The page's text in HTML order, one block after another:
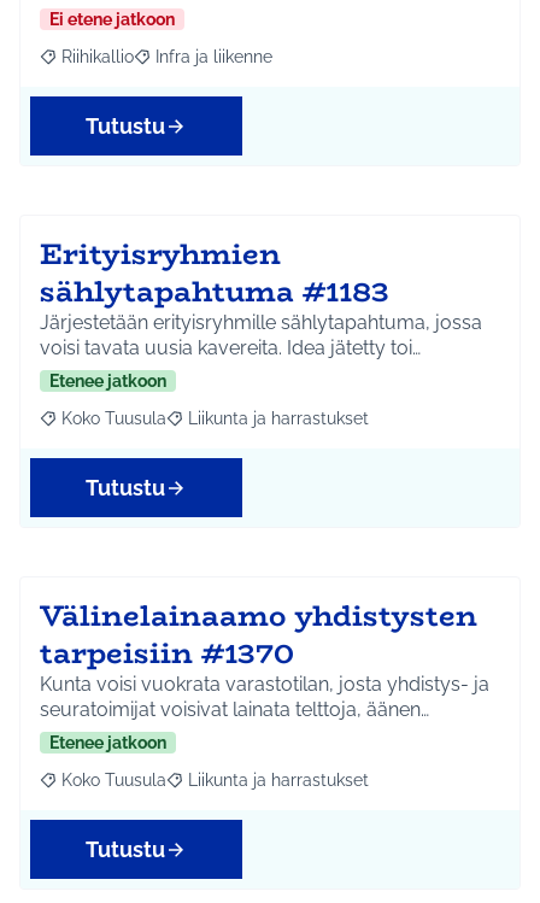
Ei etene jatkoon
Rajaa tulokset aihepiirin mukaan: Riihikallio
Riihikallio Rajaa tulokset teeman mukaan: Infra ja liikenne
Infra ja liikenne
Tutustu
Erityisryhmien
sählytapahtuma #1183
Järjestetään erityisryhmille sählytapahtuma, jossa
voisi tavata uusia kavereita. Idea jätetty toi…
Etenee jatkoon
Rajaa tulokset aihepiirin mukaan: Koko Tuusula
Koko Tuusula Rajaa tulokset teeman mukaan: Liikunta ja
Liikunta ja harrastukset
Tutustu
Välinelainaamo yhdistysten
tarpeisiin #1370
Kunta voisi vuokrata varastotilan, josta yhdistys- ja
seuratoimijat voisivat lainata telttoja, äänen…
Etenee jatkoon
Rajaa tulokset aihepiirin mukaan: Koko Tuusula
Koko Tuusula Rajaa tulokset teeman mukaan: Liikunta ja
Liikunta ja harrastukset
Tutustu